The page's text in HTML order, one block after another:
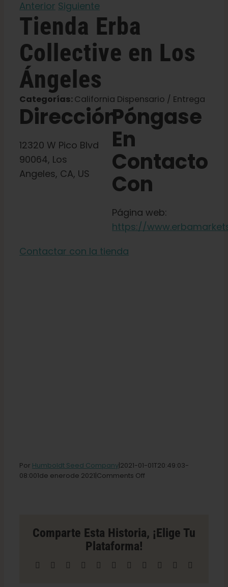
Español
Buscar:
Anterior Siguiente
Tienda Erba
Collective en Los
Ángeles
Categorías:California Dispensario / Entrega
Dirección
12320 W Pico Blvd
90064, Los
Angeles, CA, US
Póngase
En
Contacto
Con
Página web:
https://
Contactar con la tienda
Por Humboldt Seed Company|2021-01-01T20:49:03-
08:001de enerode 2021|Comments Off
Angeles
Comparte Esta Historia, ¡elige Tu
Plataforma!
Facebook Reddit LinkedInWhatsAppTelegrama
TumblrPinterest Xing